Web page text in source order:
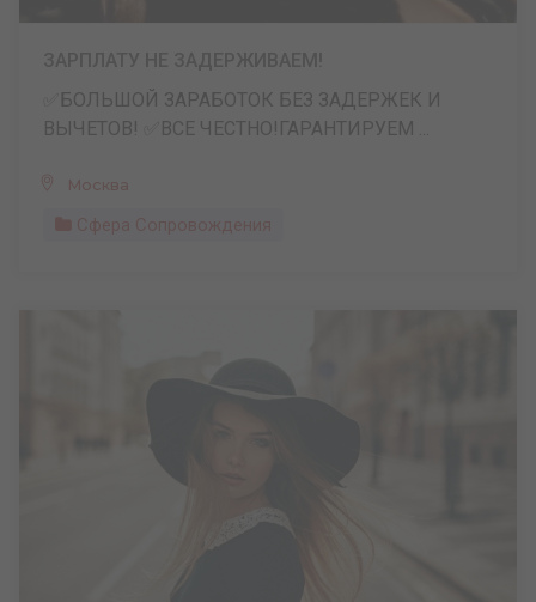
✅БОЛЬШОЙ ЗАРАБОТОК БЕЗ ЗАДЕРЖЕК И
ВЫЧЕТОВ! ✅ВСЕ ЧЕСТНО!ГАРАНТИРУЕМ ...
Москва
Сфера Сопровождения